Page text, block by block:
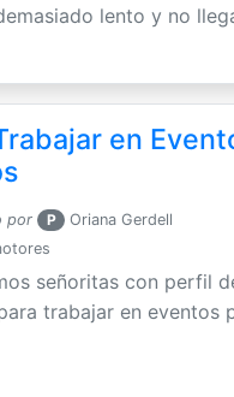
lento y no
en
por P Oriana Gerdell
señoritas con perfil
trabajar en eventos